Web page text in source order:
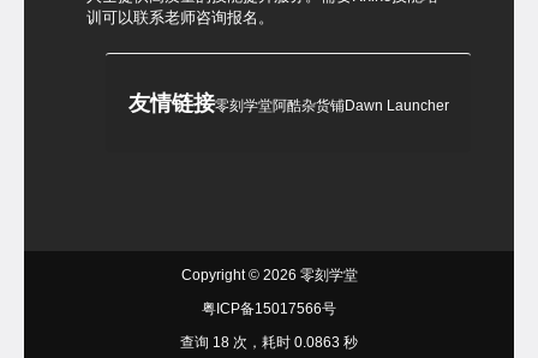
训可以联系老师咨询报名。
友情链接零刻学堂阿酷杂货铺Dawn Launcher
Copyright © 2026 零刻学堂
粤ICP备15017566号
查询 18 次，耗时 0.0863 秒